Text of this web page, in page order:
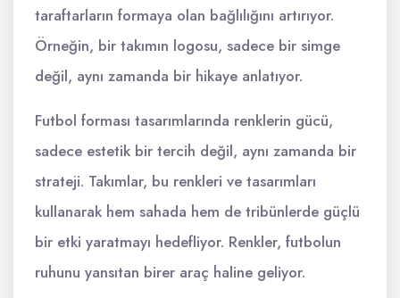
taraftarların formaya olan bağlılığını artırıyor.
Örneğin, bir takımın logosu, sadece bir simge
değil, aynı zamanda bir hikaye anlatıyor.
Futbol forması tasarımlarında renklerin gücü,
sadece estetik bir tercih değil, aynı zamanda bir
strateji. Takımlar, bu renkleri ve tasarımları
kullanarak hem sahada hem de tribünlerde güçlü
bir etki yaratmayı hedefliyor. Renkler, futbolun
ruhunu yansıtan birer araç haline geliyor.